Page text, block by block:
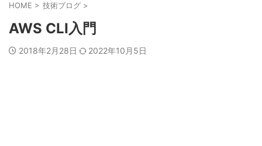
HOME > 技術ブログ >
AWS CLI入門
2018年2月28日 2022年10月5日